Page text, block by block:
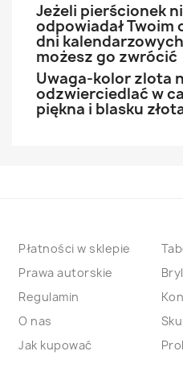
Jeżeli pierścionek
odpowiadał Twoim
dni
możesz go zwrócić
Uwaga-kolor zlota
odzwierciedlać w
piękna i blasku
Płatności w sklepie
Prawa autorskie
Regulamin
O nas
Jak kupować